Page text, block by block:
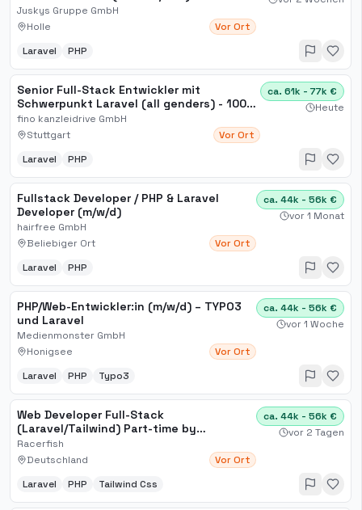
Juskys Gruppe GmbH
Holle
Vor Ort
Laravel PHP
Senior Full-Stack Entwickler mit
Schwerpunkt Laravel (all genders) - 100
Home Office
fino kanzleidrive GmbH
Stuttgart
Vor Ort
ca. 61k - 77k €
Heute
Laravel PHP
Fullstack Developer / PHP & Laravel
Developer (m/w/d)
hairfree GmbH
Beliebiger Ort
Vor Ort
ca. 44k - 56k €
vor 1 Monat
Laravel PHP
PHP/Web-Entwickler:in (m/w/d) – TYPO3
und Laravel
Medienmonster GmbH
Honigsee
Vor Ort
ca. 44k - 56k €
vor 1 Woche
Laravel PHP Typo3
Web Developer Full-Stack
(Laravel/Tailwind) Part-time by
arrangement / Rapperswil-Jona
Racerfish
Deutschland
Vor Ort
ca. 44k - 56k €
vor 2 Tagen
Laravel PHP Tailwind Css